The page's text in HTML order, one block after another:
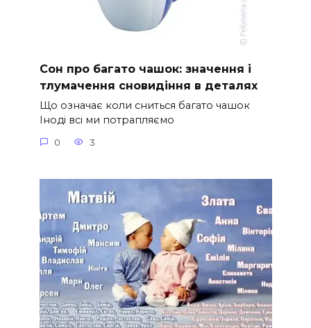
Сон про багато чашок: значення і
тлумачення сновидіння в деталях
Що означає коли сниться багато чашок
Іноді всі ми потрапляємо
0 3